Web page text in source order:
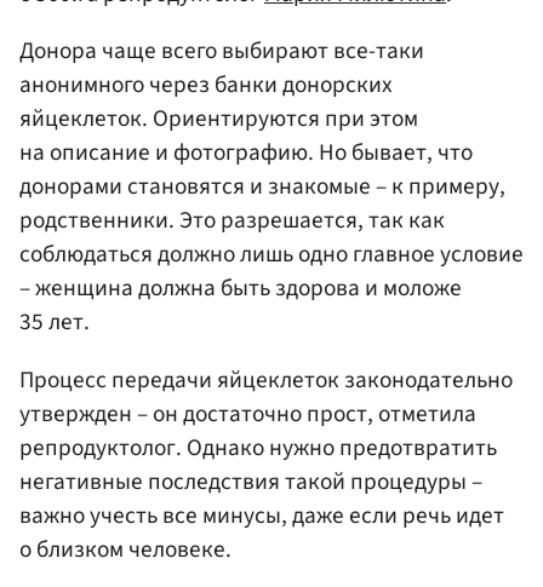
Донора чаще всего выбирают все-таки
анонимного через банки донорских
яйцеклеток. Ориентируются при этом
на описание и фотографию. Но бывает, что
донорами становятся и знакомые – к примеру,
родственники. Это разрешается, так как
соблюдаться должно лишь одно главное условие
– женщина должна быть здорова и моложе
35 лет.
Процесс передачи яйцеклеток законодательно
утвержден – он достаточно прост, отметила
репродуктолог. Однако нужно предотвратить
негативные последствия такой процедуры –
важно учесть все минусы, даже если речь идет
о близком человеке.